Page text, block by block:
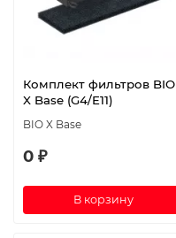
Комплект фильтров BIO
X Base (G4/E11)
BIO X Base
0 ₽
В корзину